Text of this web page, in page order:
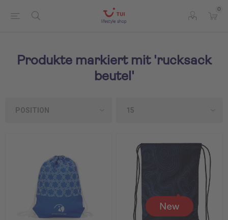
0
Produkte markiert mit 'rucksack
beutel'